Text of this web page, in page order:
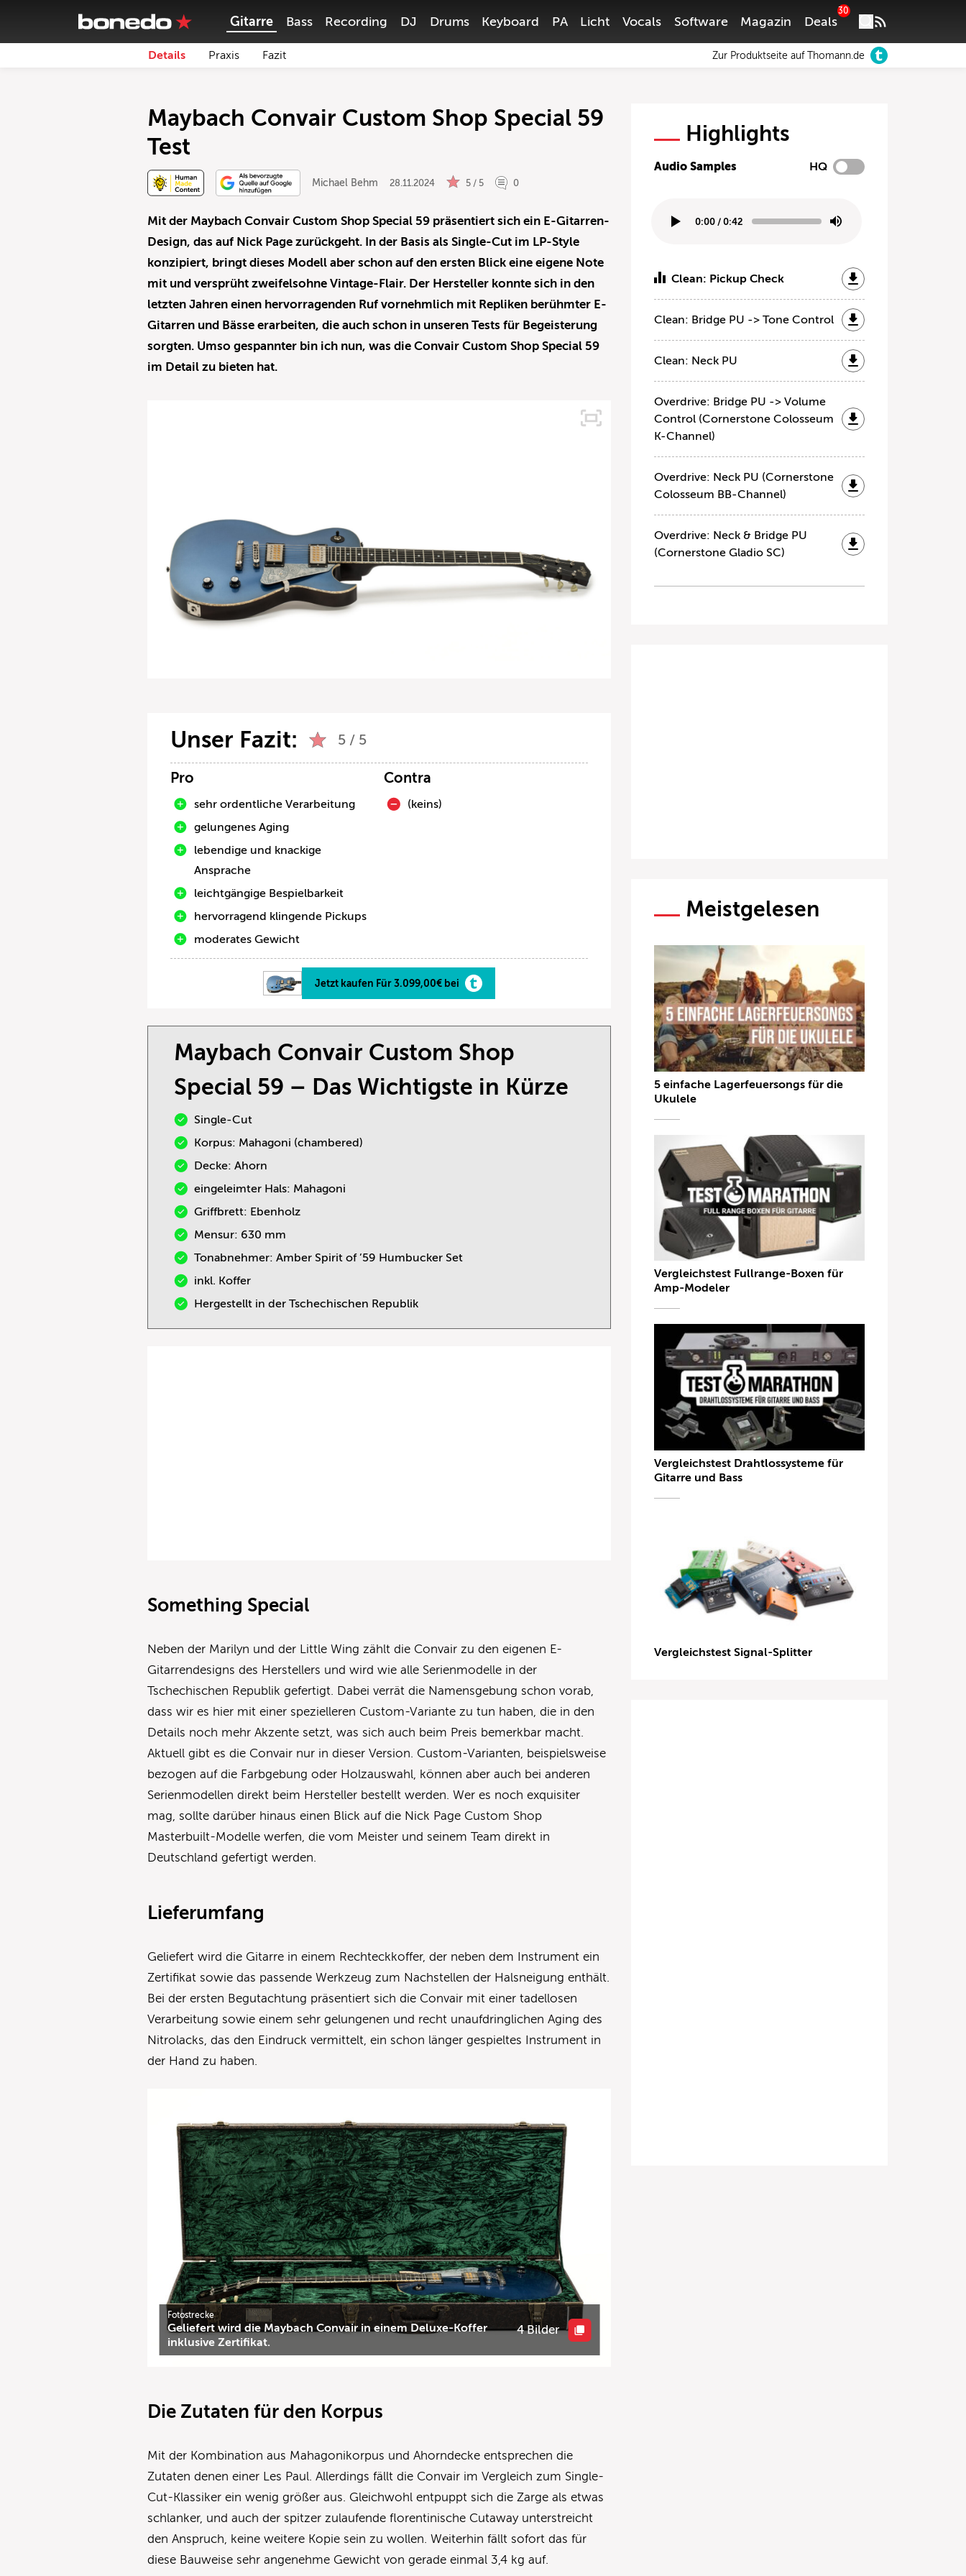
Gitarre Bass Recording DJ Drums Keyboard PA Licht Vocals Software Magazin Deals
30
Details Praxis Fazit Zur Produktseite auf Thomann.de
Maybach Convair Custom Shop Special 59
Test
Michael Behm 28.11.2024 5 / 5 0
Mit der Maybach Convair Custom Shop Special 59 präsentiert sich ein E-Gitarren-
Design, das auf Nick Page zurückgeht. In der Basis als Single-Cut im LP-Style
konzipiert, bringt dieses Modell aber schon auf den ersten Blick eine eigene Note
mit und versprüht zweifelsohne Vintage-Flair. Der Hersteller konnte sich in den
letzten Jahren einen hervorragenden Ruf vornehmlich mit Repliken berühmter E-
Gitarren und Bässe erarbeiten, die auch schon in unseren Tests für Begeisterung
sorgten. Umso gespannter bin ich nun, was die Convair Custom Shop Special 59
im Detail zu bieten hat.
Unser Fazit: 5 / 5
Pro
sehr ordentliche Verarbeitung
gelungenes Aging
lebendige und knackige
Ansprache
leichtgängige Bespielbarkeit
hervorragend klingende Pickups
moderates Gewicht
Contra
(keins)
Jetzt kaufen Für 3.099,00€ bei
Maybach Convair Custom Shop
Special 59 – Das Wichtigste in Kürze
Single-Cut
Korpus: Mahagoni (chambered)
Decke: Ahorn
eingeleimter Hals: Mahagoni
Griffbrett: Ebenholz
Mensur: 630 mm
Tonabnehmer: Amber Spirit of ’59 Humbucker Set
inkl. Koffer
Hergestellt in der Tschechischen Republik
Something Special
Neben der Marilyn und der Little Wing zählt die Convair zu den eigenen E-
Gitarrendesigns des Herstellers und wird wie alle Serienmodelle in der
Tschechischen Republik gefertigt. Dabei verrät die Namensgebung schon vorab,
dass wir es hier mit einer spezielleren Custom-Variante zu tun haben, die in den
Details noch mehr Akzente setzt, was sich auch beim Preis bemerkbar macht.
Aktuell gibt es die Convair nur in dieser Version. Custom-Varianten, beispielsweise
bezogen auf die Farbgebung oder Holzauswahl, können aber auch bei anderen
Serienmodellen direkt beim Hersteller bestellt werden. Wer es noch exquisiter
mag, sollte darüber hinaus einen Blick auf die Nick Page Custom Shop
Masterbuilt-Modelle werfen, die vom Meister und seinem Team direkt in
Deutschland gefertigt werden.
Lieferumfang
Geliefert wird die Gitarre in einem Rechteckkoffer, der neben dem Instrument ein
Zertifikat sowie das passende Werkzeug zum Nachstellen der Halsneigung enthält.
Bei der ersten Begutachtung präsentiert sich die Convair mit einer tadellosen
Verarbeitung sowie einem sehr gelungenen und recht unaufdringlichen Aging des
Nitrolacks, das den Eindruck vermittelt, ein schon länger gespieltes Instrument in
der Hand zu haben.
Fotostrecke
Geliefert wird die Maybach Convair in einem Deluxe-Koffer
inklusive Zertifikat.
4 Bilder
Die Zutaten für den Korpus
Mit der Kombination aus Mahagonikorpus und Ahorndecke entsprechen die
Zutaten denen einer Les Paul. Allerdings fällt die Convair im Vergleich zum Single-
Cut-Klassiker ein wenig größer aus. Gleichwohl entpuppt sich die Zarge als etwas
schlanker, und auch der spitzer zulaufende florentinische Cutaway unterstreicht
den Anspruch, keine weitere Kopie sein zu wollen. Weiterhin fällt sofort das für
diese Bauweise sehr angenehme Gewicht von gerade einmal 3,4 kg auf.
Highlights
Audio Samples HQ
0:00 / 0:42
Clean: Pickup Check
Clean: Bridge PU -> Tone Control
Clean: Neck PU
Overdrive: Bridge PU -> Volume
Control (Cornerstone Colosseum
K-Channel)
Overdrive: Neck PU (Cornerstone
Colosseum BB-Channel)
Overdrive: Neck & Bridge PU
(Cornerstone Gladio SC)
Meistgelesen
5 einfache Lagerfeuersongs für die
Ukulele
Vergleichstest Fullrange-Boxen für
Amp-Modeler
Vergleichstest Drahtlossysteme für
Gitarre und Bass
Vergleichstest Signal-Splitter